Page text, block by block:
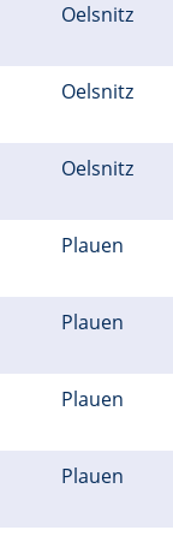
Oelsnitz
Oelsnitz
Oelsnitz
Plauen
Plauen
Plauen
Plauen